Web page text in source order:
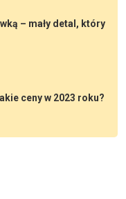
– mały detal, który
ceny w 2023 roku?